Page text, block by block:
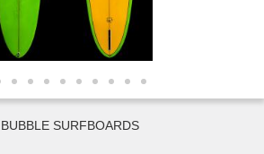
BUBBLE SURFBOARDS